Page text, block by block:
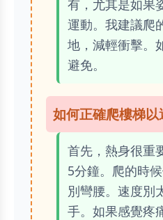
有，尤其是如果
運動。我建議爬
地，減輕衝擊。
避免。
如何正確爬樓梯以
首先，熱身很重
5分鐘。爬的時
別彎腰。速度別
手。如果感覺疼